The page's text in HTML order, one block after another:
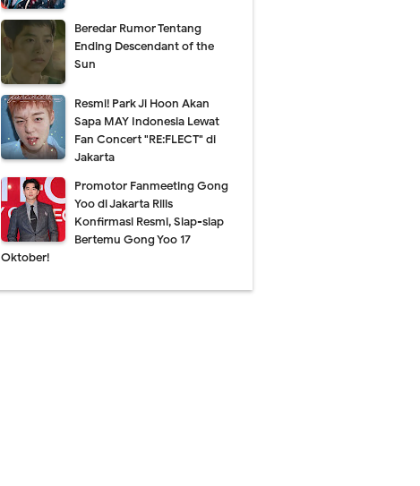
Beredar Rumor Tentang
Ending Descendant of the
Sun
Resmi! Park Ji Hoon Akan
Sapa MAY Indonesia Lewat
Fan Concert "RE:FLECT" di
Jakarta
Promotor Fanmeeting Gong
Yoo di Jakarta Rilis
Konfirmasi Resmi, Siap-siap
Bertemu Gong Yoo 17
Oktober!